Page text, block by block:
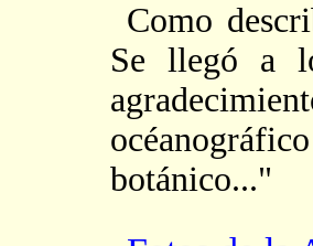
Como
Se llegó a
botánico..."